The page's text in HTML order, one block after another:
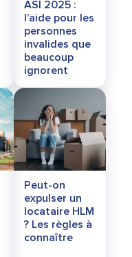
ASI 2025 :
l’aide pour les
personnes
invalides que
beaucoup
ignorent
Peut-on
expulser un
locataire HLM
? Les règles à
connaître